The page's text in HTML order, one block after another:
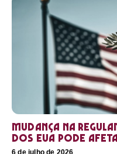
Mudança na
dos EUA pode
6 de julho de 2026